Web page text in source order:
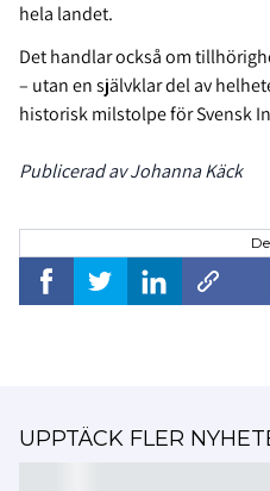
hela landet.
Det handlar också om
– utan en självklar del av
historisk milstolpe för Svensk
Publicerad av Johanna Käck
UPPTÄCK FLER